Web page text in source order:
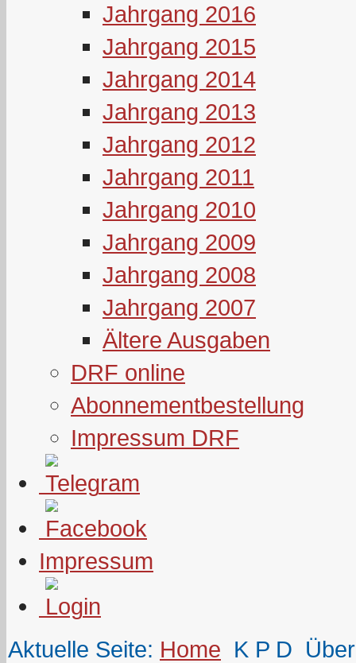
Jahrgang 2016
Jahrgang 2015
Jahrgang 2014
Jahrgang 2013
Jahrgang 2012
Jahrgang 2011
Jahrgang 2010
Jahrgang 2009
Jahrgang 2008
Jahrgang 2007
Ältere Ausgaben
DRF online
Abonnementbestellung
Impressum DRF
Impressum
Aktuelle Seite: Home K P D